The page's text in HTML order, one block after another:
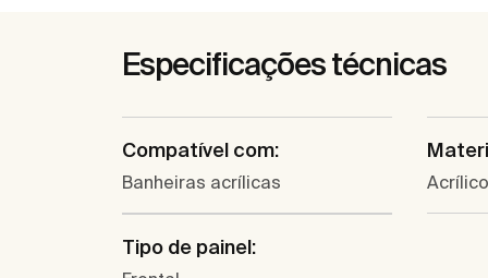
Especificações técnicas
Compatível com:
Banheiras acrílicas Acrílico
Tipo de painel: